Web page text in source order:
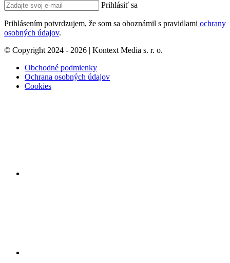
Prihlásiť sa
Prihlásením potvrdzujem, že som sa oboznámil s pravidlami ochrany
osobných údajov.
© Copyright 2024 - 2026 | Kontext Media s. r. o.
Obchodné podmienky
Ochrana osobných údajov
Cookies